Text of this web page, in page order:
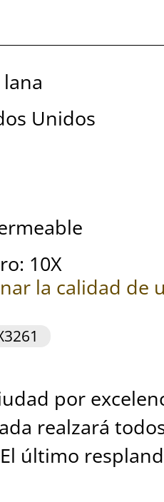
Unidos
10X
la calidad de
por
realzará
último